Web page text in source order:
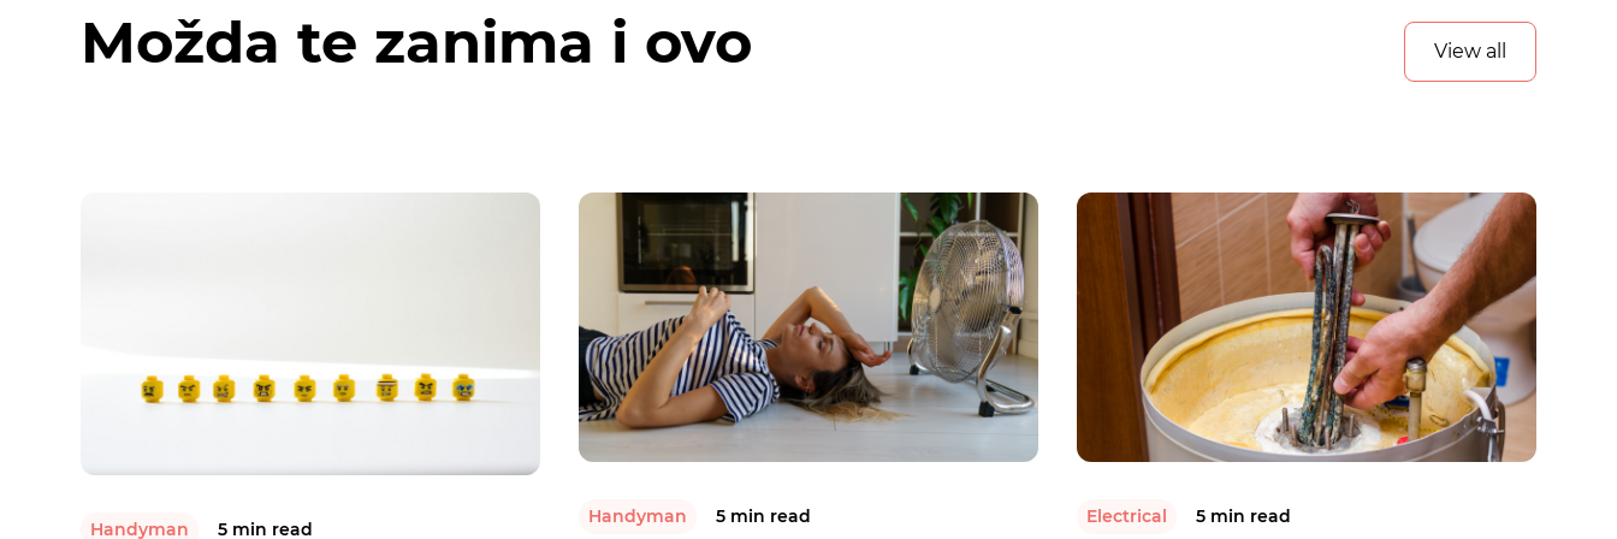
Možda te zanima i ovo View all
Handyman 5 min read
Handyman 5 min read Electrical 5 min read